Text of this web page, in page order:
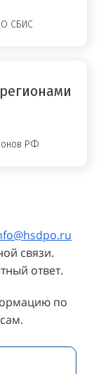
СБИС
РФ
связи.
ответ.
по